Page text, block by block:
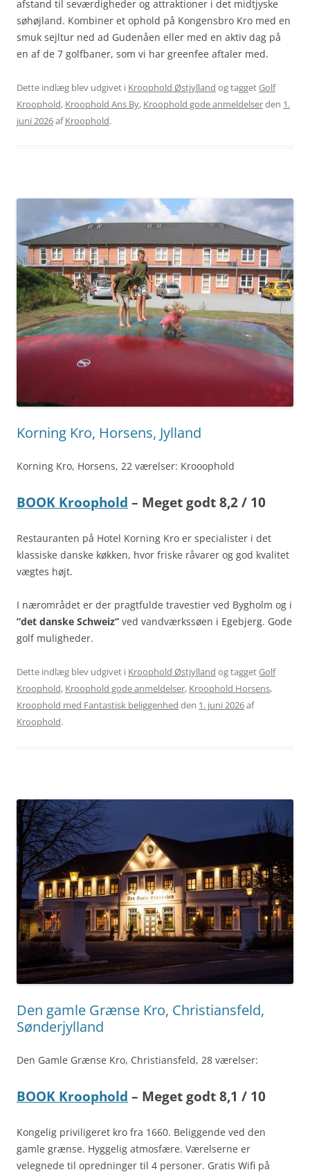
afstand til seværdigheder og attraktioner i det midtjyske
søhøjland. Kombiner et ophold på Kongensbro Kro med en
smuk sejltur ned ad Gudenåen eller med en aktiv dag på
en af de 7 golfbaner, som vi har greenfee aftaler med.
Dette indlæg blev udgivet i Kroophold Østjylland og taggetGolf
Kroophold, Kroophold Ans By, Kroophold gode anmeldelserden 1.
juni 2026afKroophold.
Korning Kro, Horsens, Jylland
Korning Kro, Horsens, 22 værelser: Krooophold
BOOK Kroophold – Meget godt 8,2 / 10
Restauranten på Hotel Korning Kro er specialister i det
klassiske danske køkken, hvor friske råvarer og god kvalitet
vægtes højt.
I nærområdet er der pragtfulde travestier ved Bygholm og i
”det danske Schweiz” ved vandværkssøen i Egebjerg. Gode
golf muligheder.
Dette indlæg blev udgivet i Kroophold Østjylland og taggetGolf
Kroophold, Kroophold gode anmeldelser, Kroophold Horsens,
Kroophold med Fantastisk beliggenhed den 1. juni 2026af
Kroophold.
Den gamle Grænse Kro, Christiansfeld,
Sønderjylland
Den Gamle Grænse Kro, Christiansfeld, 28 værelser:
BOOK Kroophold – Meget godt 8,1 / 10
Kongelig priviligeret kro fra 1660. Beliggende ved den
gamle grænse. Hyggelig atmosfære. Værelserne er
velegnede til opredninger til 4 personer. Gratis Wifi på